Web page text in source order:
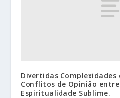
Divertidas
Conflitos de Opinião
Espiritualidade Sublime.